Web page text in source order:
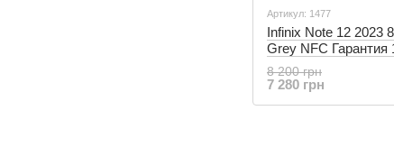
Артикул: 1477
Infinix Note 12 2023
Grey NFC Гарантия
8 200 грн
7 280 грн